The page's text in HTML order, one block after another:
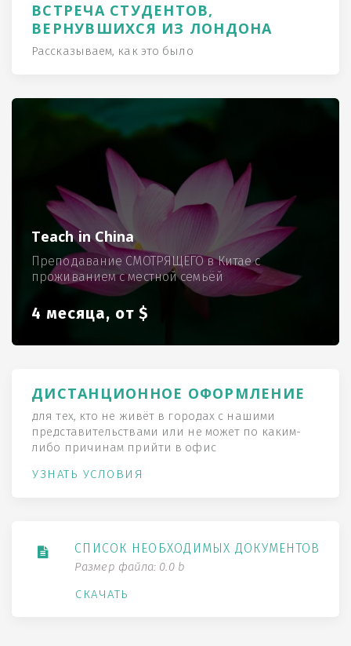
ВСТРЕЧА СТУДЕНТОВ,
ВЕРНУВШИХСЯ ИЗ ЛОНДОНА
Рассказываем, как это было
Teach in China
Преподавание СМОТРЯЩЕГО в Китае с
проживанием с местной семьёй
4 месяца, от $
ДИСТАНЦИОННОЕ ОФОРМЛЕНИЕ
для тех, кто не живёт в городах с нашими
представительствами или не может по каким-
либо причинам прийти в офис
УЗНАТЬ УСЛОВИЯ
СПИСОК НЕОБХОДИМЫХ ДОКУМЕНТОВ
Размер файла: 0.0 b
СКАЧАТЬ